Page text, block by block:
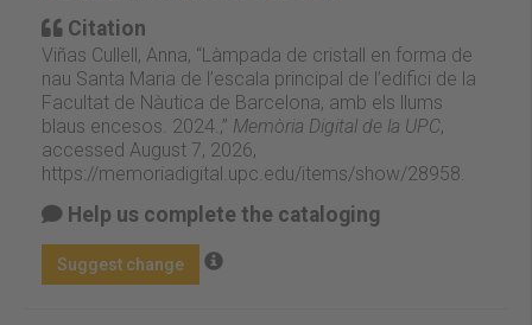
Citation
Viñas Cullell, Anna, “Làmpada de cristall en forma de
nau Santa Maria de l’escala principal de l’edifici de la
Facultat de Nàutica de Barcelona, amb els llums
blaus encesos. 2024.,” Memòria Digital de la UPC,
accessed August 7, 2026,
https://memoriadigital.upc.edu/items/show/28958
Help us complete the cataloging
Suggest change